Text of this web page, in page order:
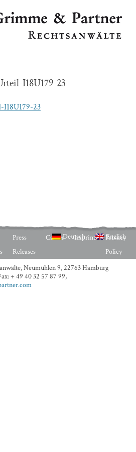
& Partner
I18U179-23
I18U179-23
Deutsch English
Press
Releases
Career Imprint
Privacy
Policy
Neumühlen 9, 22763 Hamburg
+ 49 40 32 57 87 99,